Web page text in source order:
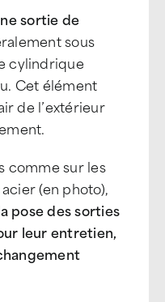
sortie de
sous
cylindrique
Cet élément
de l’extérieur
comme sur les
(en photo),
pose des sorties
leur entretien,